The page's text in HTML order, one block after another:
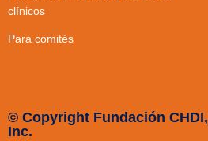
clínicos
Para comités
© Copyright Fundación CHDI,
Inc.